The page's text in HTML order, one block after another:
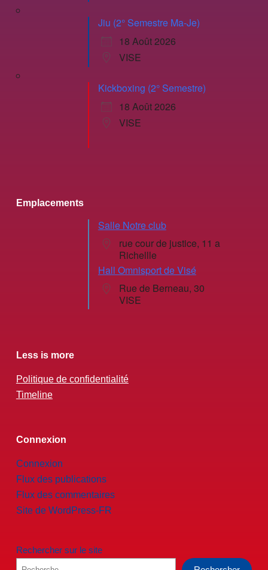
Jiu (2° Semestre Ma-Je)
18 Août 2026
VISE
Kickboxing (2° Semestre)
18 Août 2026
VISE
Emplacements
Salle Notre club
rue cour de justice, 11 a
Richellle
Hall Omnisport de Visé
Rue de Berneau, 30
VISE
Less is more
Politique de confidentialité
Timeline
Connexion
Connexion
Flux des publications
Flux des commentaires
Site de WordPress-FR
Rechercher sur le site